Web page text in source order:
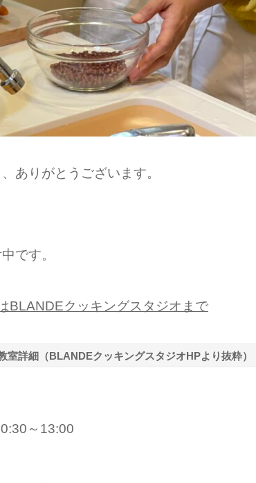
ありがとうございます。
です。
BLANDEクッキングスタジオまで
室詳細（BLANDEクッキングスタジオHPより抜粋）
～13:00